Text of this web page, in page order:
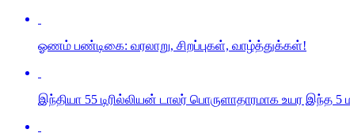
ஓணம் பண்டிகை: வரலாறு, சிறப்புகள், வாழ்த்துக்கள்!
இந்தியா 55 டிரில்லியன் டாலர் பொருளாதாரமாக உயர இந்த